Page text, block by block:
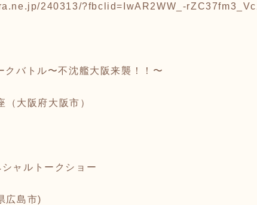
240313/?fbclid=IwAR2WW_-
クバトル〜不沈艦大阪来襲！！〜
大阪府大阪市）
ャルトークショー
広島市)